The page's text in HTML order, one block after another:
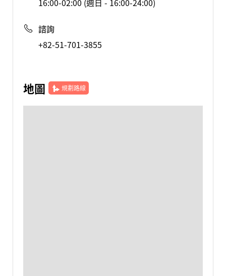
16:00-02:00 (週日 - 16:00-24:00)
諮詢
+82-51-701-3855
地圖 規劃路線